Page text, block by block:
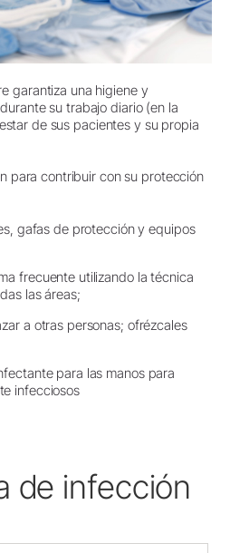
garantiza una higiene y
su trabajo diario (en la
de sus pacientes y su propia
para contribuir con su protección
gafas de protección y equipos
frecuente utilizando la técnica
las áreas;
a otras personas; ofrézcales
para las manos para
infecciosos
de infección